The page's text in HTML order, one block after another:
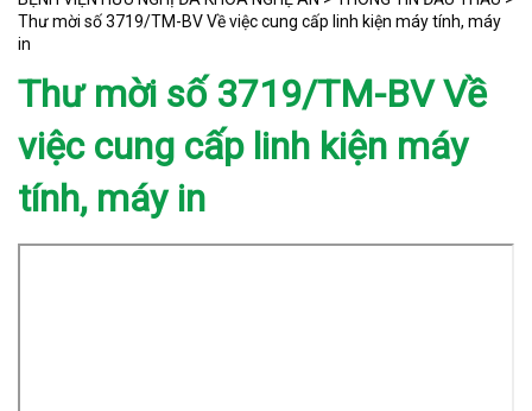
Thư mời số 3719/TM-BV Về việc cung cấp linh kiện máy tính, máy
in
Thư mời số 3719/TM-BV Về
việc cung cấp linh kiện máy
tính, máy in